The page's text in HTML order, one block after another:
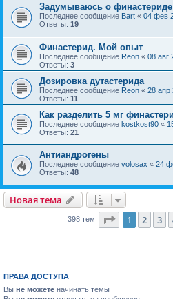
Задумываюсь о финастериде
Последнее сообщение Bart « 04 фев
Ответы: 19
Финастерид. Мой опыт
Последнее сообщение Reon « 08 авг
Ответы: 3
Дозировка дутастерида
Последнее сообщение Reon « 28 апр
Ответы: 11
Как разделить 5 мг
Последнее сообщение kostkost90 «
Ответы: 21
Антиандрогены
Последнее сообщение volosax « 24
Ответы: 48
Новая тема
398 тем Страница
1 2 3
ПРАВА ДОСТУПА
Вы не можете начинать темы